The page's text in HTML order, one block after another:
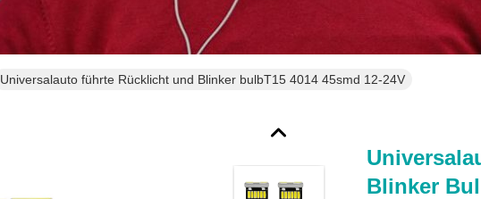
Universalauto führte Rücklicht und Blinker bulbT15 4014 45smd 12-24V
Blinker